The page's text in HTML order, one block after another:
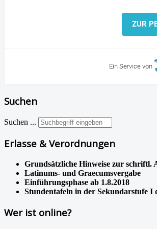
ZUR
Ein Service von
Suchen
Suchen ...
Erlasse & Verordnungen
Grundsätzliche Hinweise zur
Latinums- und Graecumsvergabe
Einführungsphase ab 1.8.2018
Stundentafeln in der Sekundarstufe I
Wer ist online?